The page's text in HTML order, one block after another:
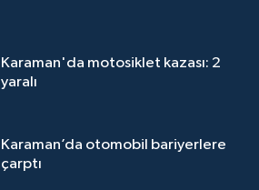
Karaman'da motosiklet kazası: 2
yaralı
Karaman’da otomobil bariyerlere
çarptı